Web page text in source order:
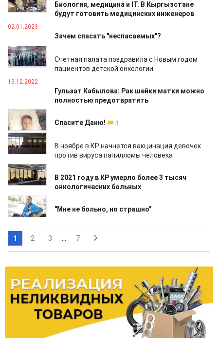
Биология, медицина и IT. В Кыргызстане
будут готовить медицинских инженеров
02.01.2023
Зачем спасать "неспасаемых"?
29.12.2022
Счетная палата поздравила с Новым годом
пациентов детской онкологии
13.12.2022
Гульзат Кабылова: Рак шейки матки можно
полностью предотвратить
14.11.2022
Спасите Даню!
1
14.10.2022
В ноябре в КР начнется вакцинация девочек
против вируса папилломы человека
14.10.2022
В 2021 году в КР умерло более 3 тысяч
онкологических больных
27.09.2022
"Мне не больно, но страшно"
1 2 3 7